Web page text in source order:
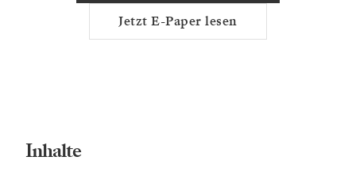
Jetzt E-Paper lesen
Inhalte